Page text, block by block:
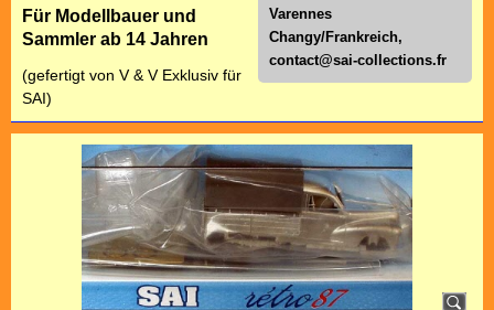
Varennes
Changy/Frankreich,
contact@sai-collections.fr
Für Modellbauer und
Sammler ab 14 Jahren
(gefertigt von V & V Exklusiv für
SAI)